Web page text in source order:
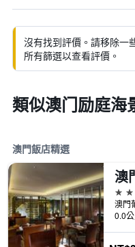
沒有找到評價。請移除一
所有篩選以查看評價。
類似澳门励庭海
澳門飯店精選
澳
5星
澳門
0.0